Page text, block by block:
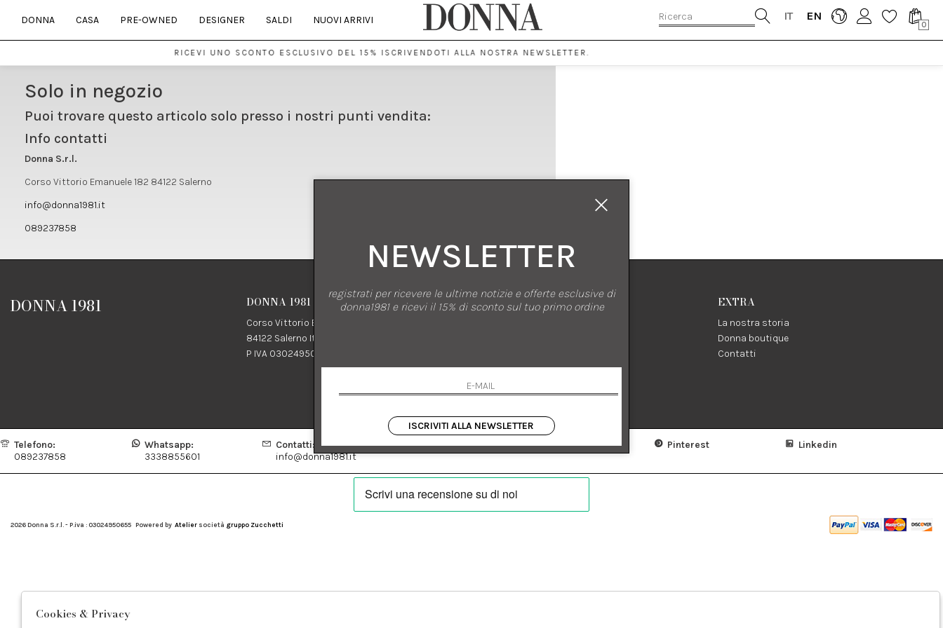
IT EN
0
DONNA CASA PRE-OWNED DESIGNER SALDI NUOVI ARRIVI
RICEVI UNO SCONTO ESCLUSIVO DEL 15% ISCRIVENDOTI ALLA NOSTRA NEWSLETTER.
Solo in negozio
Puoi trovare questo articolo solo presso i nostri punti vendita:
Info contatti
Donna S.r.l.
Corso Vittorio Emanuele 182 84122 Salerno
info@donna1981.it
089237858
DONNA 1981 DONNA 1981
Corso Vittorio Emanuele 182
84122 Salerno Italia
P IVA 03024950655
SHOPPING
Termini e condizioni
Condizioni di vendita
Spedizione
EXTRA
La nostra storia
Donna boutique
Contatti
Telefono:
089237858
Whatsapp:
3338855601
Contatti:
info@donna1981.it
Facebook Instagram Pinterest Linkedin
2026 Donna S.r.l. - P.iva : 03024950655 Powered by Atelier società gruppo Zucchetti
NEWSLETTER
registrati per ricevere le ultime notizie e offerte esclusive di
donna1981 e ricevi il 15% di sconto sul tuo primo ordine
ISCRIVITI ALLA NEWSLETTER
Cookies & Privacy